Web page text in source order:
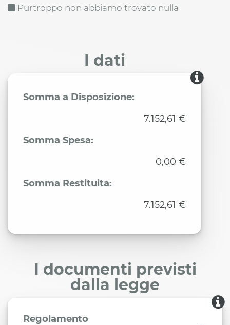
Purtroppo non abbiamo trovato nulla
I dati
Somma a Disposizione:
7.152,61 €
Somma Spesa:
0,00 €
Somma Restituita:
7.152,61 €
I documenti previsti
dalla legge
Regolamento